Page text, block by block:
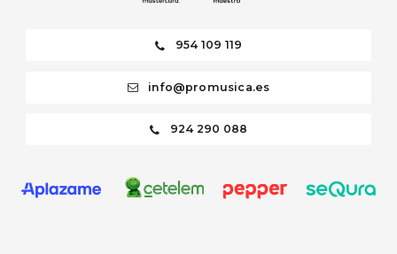
954 109 119
info@promusica.es
924 290 088